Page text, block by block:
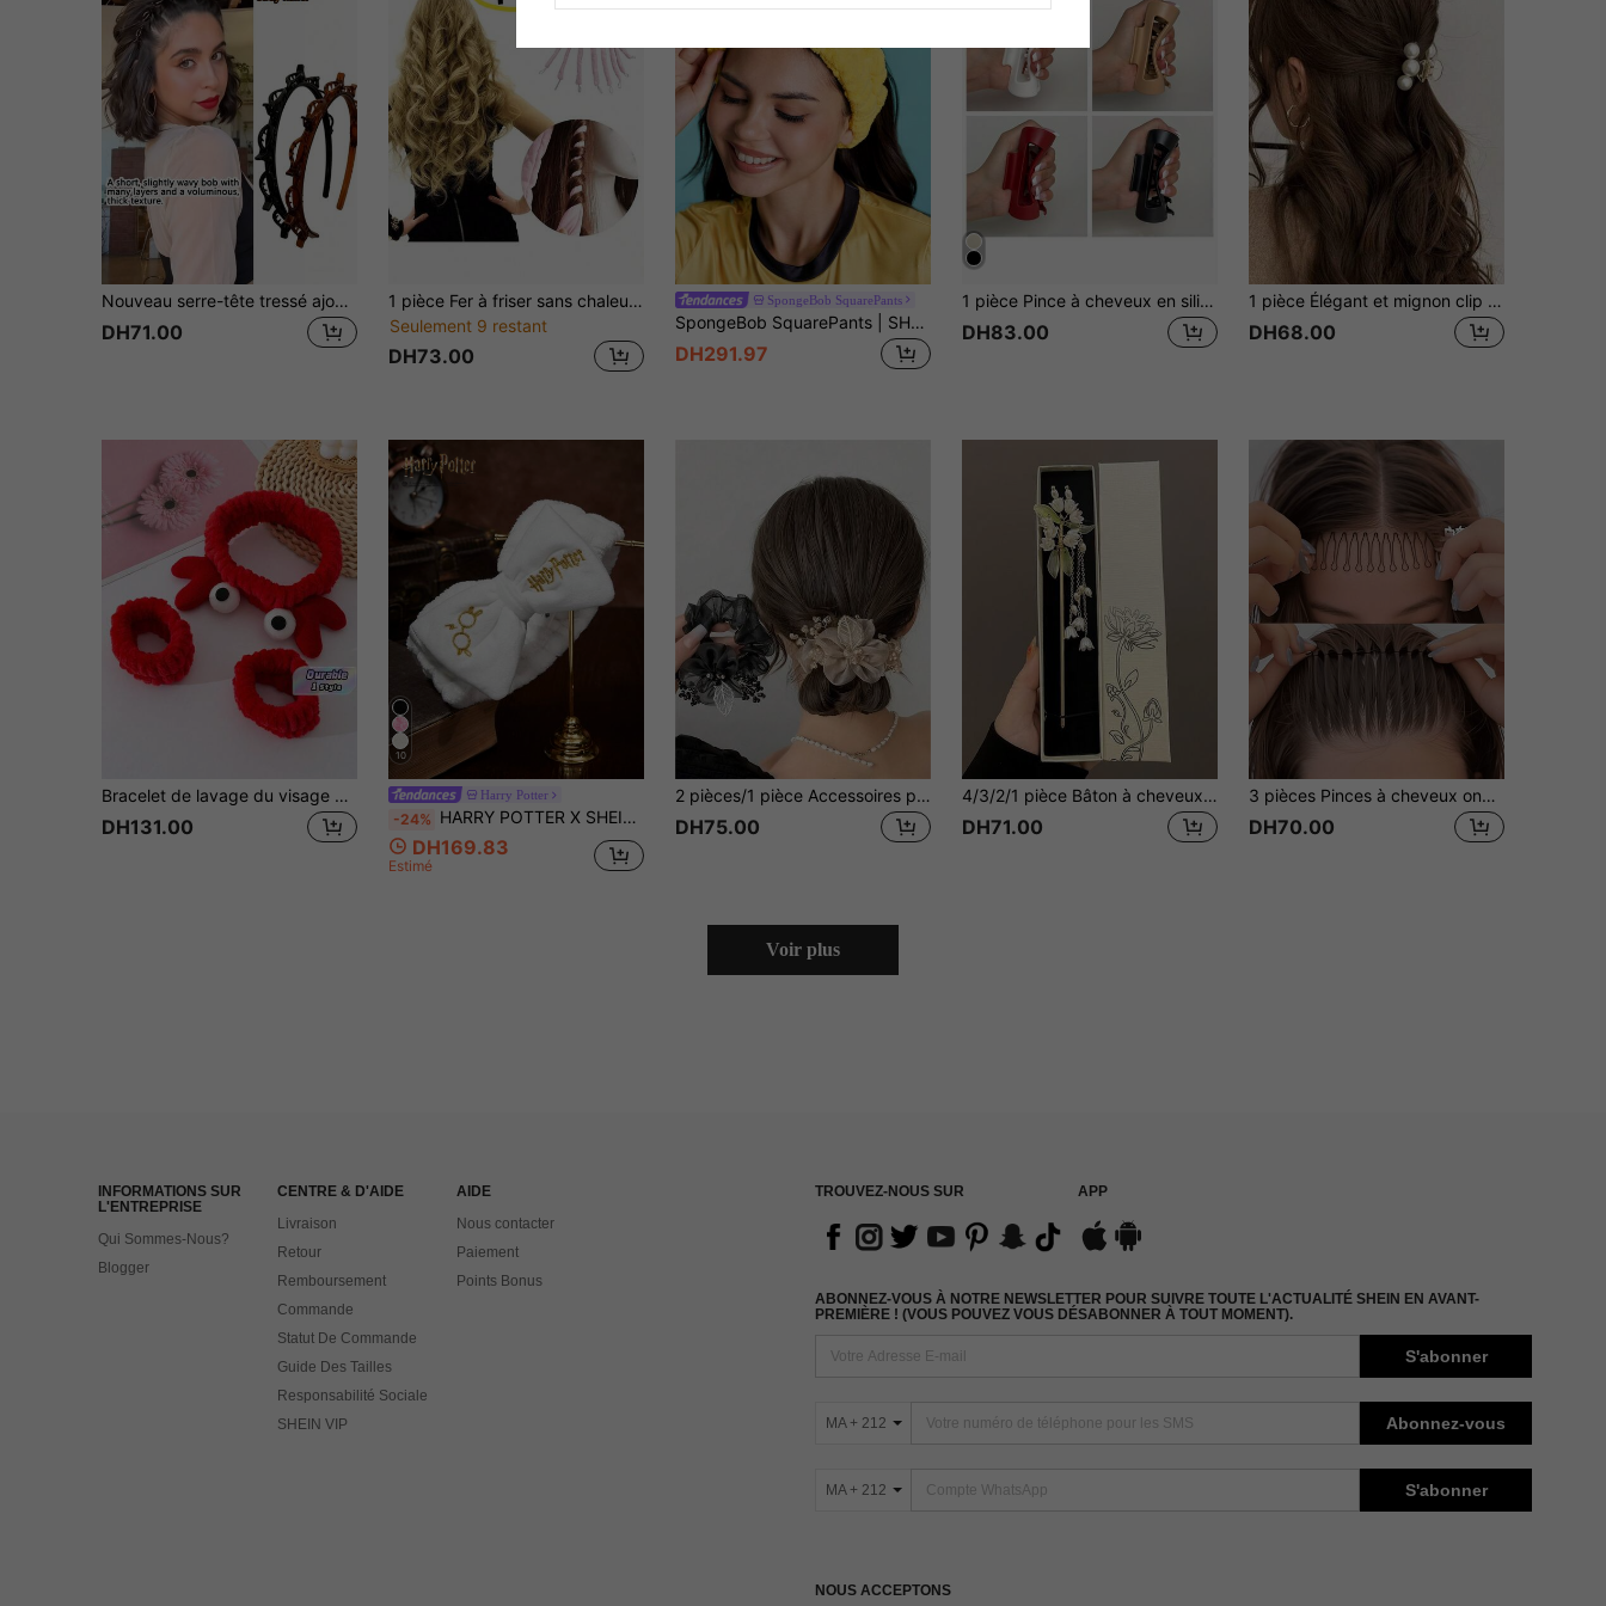
Nouveau serre-tête tressé ajouré de style coréen, élastique à cheveux, pince à frange, accessoires pour cheveux, accessoires pour cheveux de femme, outil de coiffure, produit de beauté, accessoires pour cheveux bouclés de femme, boucles sans chaleur, accessoires pour cheveux, pince à cheveux, esthétique
DH71.00
1 pièce Fer à friser sans chaleur à 8 dents, bandeau ondulé doux, produit et accessoire de coiffure essentiel pour les salons, les spas et les voyages ; indispensable pour la rentrée, les voyages et les vacances ; accessoire capillaire pour femmes, fer à friser, boucleur, fournitures de coiffeur, cadeau de Noël/Nouvel An/Saint-Valentin
Seulement 9 restant
DH73.00
SpongeBob SquarePants
SpongeBob SquarePants | SHEIN 1 pièce Bande élastique en peluche, décoration pour la maison et la salle de bain
DH291.97
1 pièce Pince à cheveux en silicone souple, prise antidérapante forte avec surface lisse, disponible en marron/rouge/noir/blanc, port quotidien, retrait doux sans dommage, accessoire pour cheveux, choix de cadeau parfait pour la Saint-Valentin et Noël, salle de bain, voyage
DH83.00
1 pièce Élégant et mignon clip pour frange latérale et cheveux de derrière en faux perle, convient aux étudiantes et aux femmes, adapté pour l'été et l'hiver
DH68.00
Bracelet de lavage du visage + Petit bandeau crabe Accessoires pour cheveux Décoration de maison et de salle de bain Décoration d'automne Rentrée scolaire
DH131.00
10
Harry Potter
-24% HARRY POTTER X SHEIN 1 pièce Bandeau rétractable décoré d'un nœud en peluche, cadeau, pour la maison, la décoration de salle de bain, l'été, la rentrée scolaire
DH169.83
Estimé
2 pièces/1 pièce Accessoires pour cheveux doux pour femmes : Bandeau ciel étoilé, grand chouchou en organza, pince à cheveux à la mode, accessoire pour cheveux en forme de fleur, cadeau, voyage, cadeau pour femmes, accessoire pour cheveux, remplissage de bas de Noël, chouchou pour queue de cheval
DH75.00
4/3/2/1 pièce Bâton à cheveux à pompon et cloche Orchidée/Magnolia + Coffret cadeau vintage, Cadeau idéal pour la Fête des Mères, Accessoire Hanfu élégant, Ornement capillaire pour femmes
DH71.00
3 pièces Pinces à cheveux ondulées, pinces à frange, outils de coiffure en alliage creux ovale simple et élégant, convient pour dompter les coiffures lisses, couleur unie, convient aux personnes de 14 ans et plus, comprend peigne, brosse à cheveux, brosse à bordure, peigne, peigne, peigne, brosse à cheveux, brosse à boule, mini brosse à cheveux, ensemble de brosses à cheveux
DH70.00
Voir plus
INFORMATIONS SUR
L'ENTREPRISE
Qui Sommes-Nous?
Blogger
CENTRE & D'AIDE
Livraison
Retour
Remboursement
Commande
Statut De Commande
Guide Des Tailles
Responsabilité Sociale
SHEIN VIP
AIDE
Nous contacter
Paiement
Points Bonus
TROUVEZ-NOUS SUR APP
ABONNEZ-VOUS À NOTRE NEWSLETTER POUR SUIVRE TOUTE L'ACTUALITÉ SHEIN EN AVANT-
PREMIÈRE ! (VOUS POUVEZ VOUS DÉSABONNER À TOUT MOMENT).
S'abonner
MA + 212 Abonnez-vous
MA + 212 S'abonner
NOUS ACCEPTONS